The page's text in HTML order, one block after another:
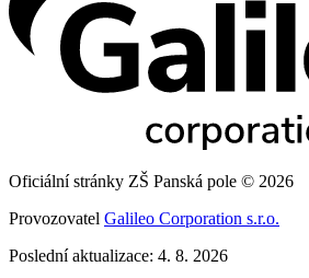
Oficiální stránky ZŠ Panská pole © 2026
Provozovatel Galileo Corporation s.r.o.
Poslední aktualizace: 4. 8. 2026